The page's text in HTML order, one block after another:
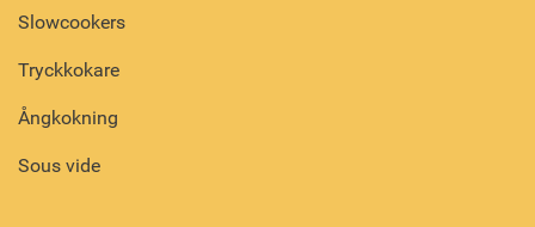
Slowcookers
Tryckkokare
Ångkokning
Sous vide